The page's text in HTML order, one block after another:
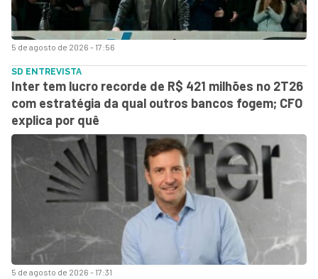
5 de agosto de 2026 - 17:56
5 de agosto de 2026 - 17:31
SD ENTREVISTA
Inter tem lucro recorde de R$ 421 milhões no 2T26
com estratégia da qual outros bancos fogem; CFO
explica por quê